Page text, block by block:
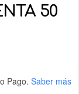
50
Pago. Saber más